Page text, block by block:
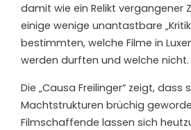
damit wie ein Relikt vergangener
einige wenige unantastbare
bestimmten, welche Filme in
werden durften und welche nicht.
Die „Causa Freilinger“ zeigt, dass
Machtstrukturen brüchig
Filmschaffende lassen sich